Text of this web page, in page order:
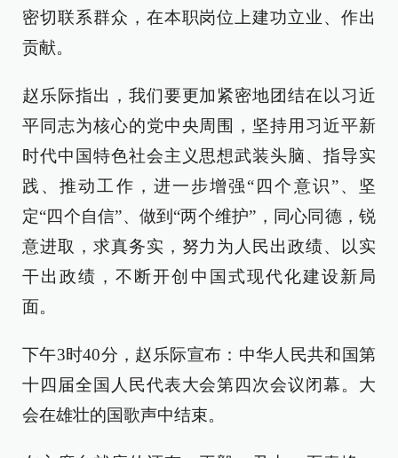
密切联系群众，在本职岗位上建功立业、作出
贡献。
赵乐际指出，我们要更加紧密地团结在以习近
平同志为核心的党中央周围，坚持用习近平新
时代中国特色社会主义思想武装头脑、指导实
践、推动工作，进一步增强“四个意识”、坚
定“四个自信”、做到“两个维护”，同心同德，锐
意进取，求真务实，努力为人民出政绩、以实
干出政绩，不断开创中国式现代化建设新局
面。
下午3时40分，赵乐际宣布：中华人民共和国第
十四届全国人民代表大会第四次会议闭幕。大
会在雄壮的国歌声中结束。